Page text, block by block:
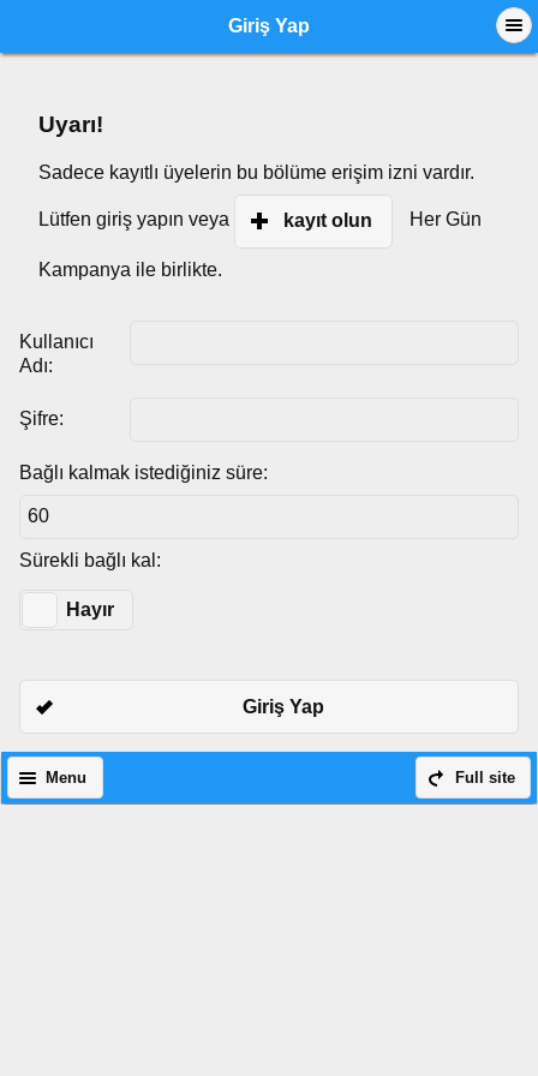
Giriş Yap
Uyarı!
Sadece kayıtlı üyelerin bu bölüme erişim izni vardır.
Lütfen giriş yapın veya kayıt olun Her Gün
Kampanya ile birlikte.
Kullanıcı
Adı:
Şifre:
Bağlı kalmak istediğiniz süre:
Sürekli bağlı kal:
Hayır
Giriş Yap
Full site
Menu